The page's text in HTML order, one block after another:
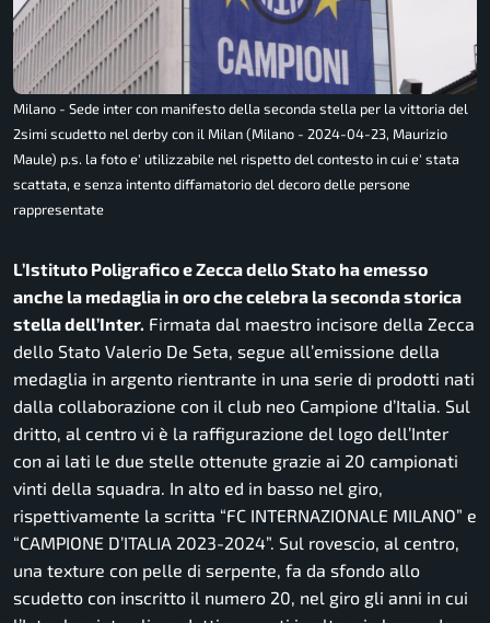
Milano - Sede inter con manifesto della seconda stella per la vittoria del
2simi scudetto nel derby con il Milan (Milano - 2024-04-23, Maurizio
Maule) p.s. la foto e' utilizzabile nel rispetto del contesto in cui e' stata
scattata, e senza intento diffamatorio del decoro delle persone
rappresentate
L’Istituto Poligrafico e Zecca dello Stato ha emesso
anche la medaglia in oro che celebra la seconda storica
stella dell’Inter. Firmata dal maestro incisore della Zecca
dello Stato Valerio De Seta, segue all’emissione della
medaglia in argento rientrante in una serie di prodotti nati
dalla collaborazione con il club neo Campione d’Italia. Sul
dritto, al centro vi è la raffigurazione del logo dell’Inter
con ai lati le due stelle ottenute grazie ai 20 campionati
vinti della squadra. In alto ed in basso nel giro,
rispettivamente la scritta “FC INTERNAZIONALE MILANO” e
“CAMPIONE D’ITALIA 2023-2024”. Sul rovescio, al centro,
una texture con pelle di serpente, fa da sfondo allo
scudetto con inscritto il numero 20, nel giro gli anni in cui